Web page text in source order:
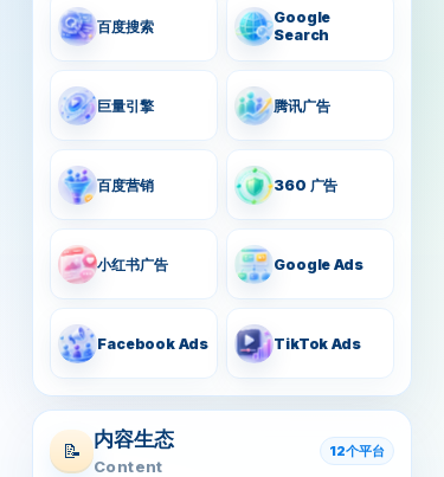
百度搜索
Google
Search
巨量引擎 腾讯广告
百度营销 360 广告
小红书广告 Google Ads
Facebook Ads TikTok Ads
📝
内容生态
Content
12个平台